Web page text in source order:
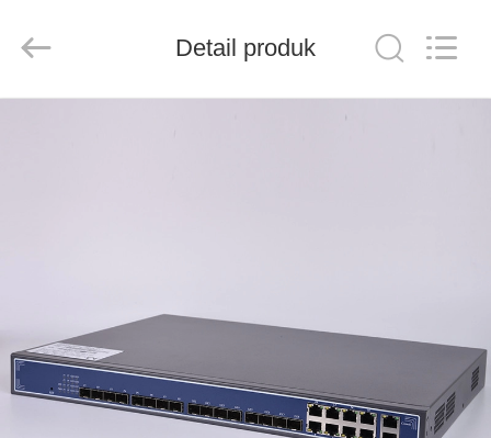
TUR
PABRIK
Ltd..
Detail produk